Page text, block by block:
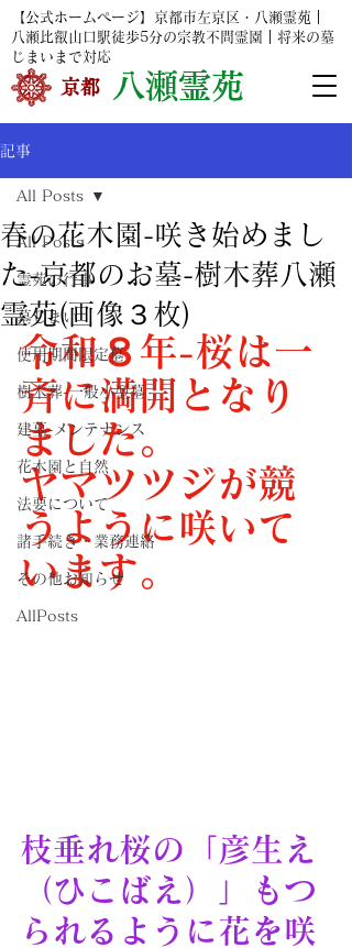
​京都 ​八瀬霊苑
【公式ホームページ】京都市左京区・八瀬霊苑｜
八瀬比叡山口駅徒歩5分の宗教不問霊園｜将来の墓
じまいまで対応
記事
All Posts
霊苑の行事
墓じまい
使用期間限定墓
樹木葬-一般小型墓
建墓-メンテナンス
花木園と自然
法要について
諸手続き・業務連絡
その他お知らせ
AllPosts
All Posts
春の花木園-咲き始めまし
た-京都のお墓-樹木葬八瀬
霊苑(画像３枚)
令和８年-桜は一
斉に満開となり
ました。
ヤマツツジが競
うように咲いて
います。
枝垂れ桜の「彦生え
（ひこばえ）」もつ
られるように花を咲